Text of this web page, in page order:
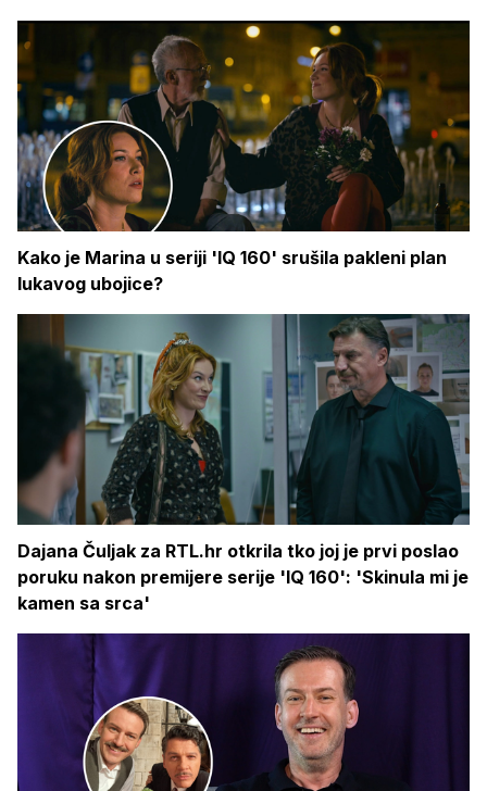
Kako je Marina u seriji 'IQ 160' srušila pakleni plan
lukavog ubojice?
Dajana Čuljak za RTL.hr otkrila tko joj je prvi poslao
poruku nakon premijere serije 'IQ 160': 'Skinula mi je
kamen sa srca'